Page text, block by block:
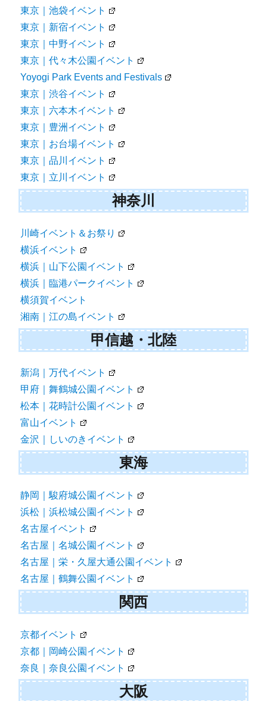
東京｜池袋イベント
東京｜新宿イベント
東京｜中野イベント
東京｜代々木公園イベント
Yoyogi Park Events and Festivals
東京｜渋谷イベント
東京｜六本木イベント
東京｜豊洲イベント
東京｜お台場イベント
東京｜品川イベント
東京｜立川イベント
神奈川
川崎イベント＆お祭り
横浜イベント
横浜｜山下公園イベント
横浜｜臨港パークイベント
横須賀イベント
湘南｜江の島イベント
甲信越・北陸
新潟｜万代イベント
甲府｜舞鶴城公園イベント
松本｜花時計公園イベント
富山イベント
金沢｜しいのきイベント
東海
静岡｜駿府城公園イベント
浜松｜浜松城公園イベント
名古屋イベント
名古屋｜名城公園イベント
名古屋｜栄・久屋大通公園イベント
名古屋｜鶴舞公園イベント
関西
京都イベント
京都｜岡崎公園イベント
奈良｜奈良公園イベント
大阪